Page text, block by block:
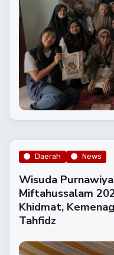
Daerah News
Wisuda
Miftahussalam
Khidmat,
Tahfidz